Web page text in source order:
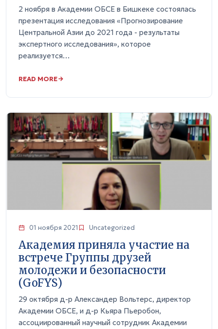
2 ноября в Академии ОБСЕ в Бишкеке состоялась
презентация исследования «Прогнозирование
Центральной Азии до 2021 года - результаты
экспертного исследования», которое
реализуется…
READ MORE
01 ноября 2021 Uncategorized
Академия приняла участие на
встрече Группы друзей
молодежи и безопасности
(GoFYS)
29 октября д-р Александер Вольтерс, директор
Академии ОБСЕ, и д-р Кьяра Пьеробон,
ассоциированный научный сотрудник Академии